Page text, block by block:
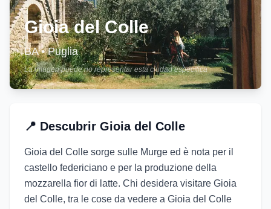
📝Publicar Evento
🇮🇹
Gioia del Colle
BA•Puglia
La imagen puede no representar esta ciudad específica
📍 Descubrir Gioia del Colle
Gioia del Colle sorge sulle Murge ed è nota per il
castello federiciano e per la produzione della
mozzarella fior di latte. Chi desidera visitare Gioia
del Colle, tra le cose da vedere a Gioia del Colle